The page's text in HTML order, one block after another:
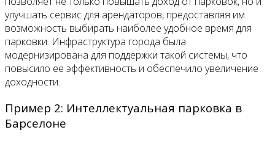
улучшать сервис для арендаторов, предоставляя им
возможность выбирать наиболее удобное время для
парковки. Инфраструктура города была
модернизирована для поддержки такой системы, что
повысило ее эффективность и обеспечило увеличение
доходности.
Пример 2: Интеллектуальная парковка в
Барселоне